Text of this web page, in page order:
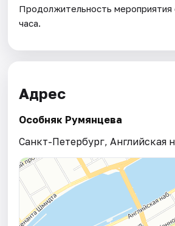
Продолжительность мероприятия
часа.
Адрес
Особняк Румянцева
Санкт-Петербург, Английская